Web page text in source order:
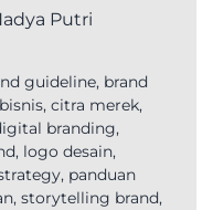
Putri
guideline, brand
, citra merek,
branding,
, logo desain,
, panduan
, storytelling brand,